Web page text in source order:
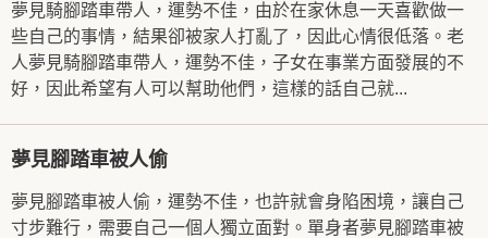
夢見騎腳踏車帶人，運勢不佳，由於在家休息一天喜歡做一
些自己的事情，結果卻被家人打亂了，因此心情很低落。老
人夢見騎腳踏車帶人，運勢不佳，子女在事業方面發展的不
好，因此希望有人可以幫助他們，這樣的話自己就...
夢見腳踏車被人偷
夢見腳踏車被人偷，運勢不佳，也許就會身陷困境，讓自己
寸步難行，需要自己一個人獨立面對。單身者夢見腳踏車被